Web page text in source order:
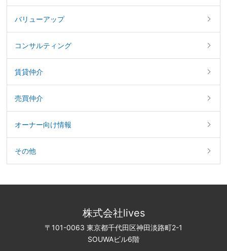
バリューアップ
コンサルティング
賃貸仲介
売買仲介
オーナー向け情報
その他
株式会社lives
〒101-0063 東京都千代田区神田淡路町2-1
SOUWAビル6階